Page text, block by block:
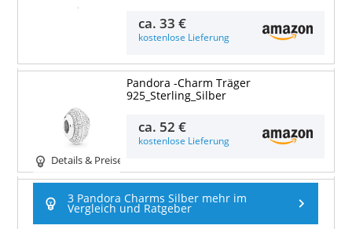
ca.33 €
kostenlose Lieferung
Details & Preise
Pandora -Charm Träger
925_Sterling_Silber
ca. 52 €
kostenlose Lieferung
3 Pandora Charms Silber mehr im
Vergleich und Ratgeber